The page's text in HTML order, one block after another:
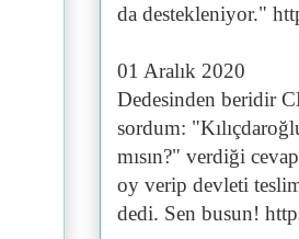
da destekleniyor."
01 Aralık 2020
Dedesinden beridir
sordum:
mısın?" verdiği
oy verip devleti
dedi. Sen busun!